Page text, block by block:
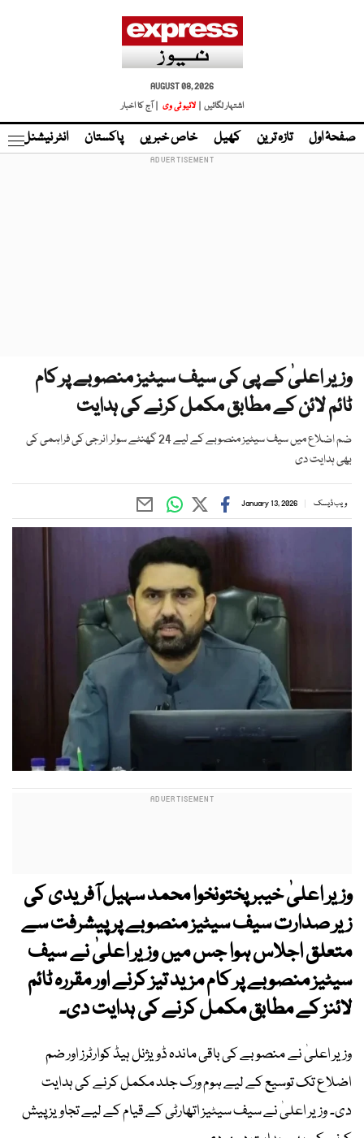
AUGUST 08, 2026
اشتہار لگائیں |
لائیو ٹی وی | آج کا اخبار
صفحۂ اول تازہ ترین کھیل خاص خبریں پاکستان انٹر نیشنل
وزیر اعلیٰ کے پی کی سیف سیٹیز منصوبے پر کام
ٹائم لائن کے مطابق مکمل کرنے کی ہدایت
ضم اضلاع میں سیف سیٹیز منصوبے کے لیے 24 گھنٹے سولر انرجی کی فراہمی کی
بھی ہدایت دی
ویب ڈیسک January 13, 2026
وزیر اعلیٰ خیبر پختونخوا محمد سہیل آفریدی کی
زیر صدارت سیف سیٹیز منصوبے پر پیشرفت سے
متعلق اجلاس ہوا جس میں وزیر اعلیٰ نے سیف
سیٹیز منصوبے پر کام مزید تیز کرنے اور مقررہ ٹائم
لائنز کے مطابق مکمل کرنے کی ہدایت دی۔
وزیر اعلیٰ نے منصوبے کی باقی ماندہ ڈویژنل ہیڈ کوارٹرز اور ضم
اضلاع تک توسیع کے لیے ہوم ورک جلد مکمل کرنے کی ہدایت
دی۔ وزیر اعلیٰ نے سیف سیٹیز اتھارٹی کے قیام کے لیے تجاویز پیش